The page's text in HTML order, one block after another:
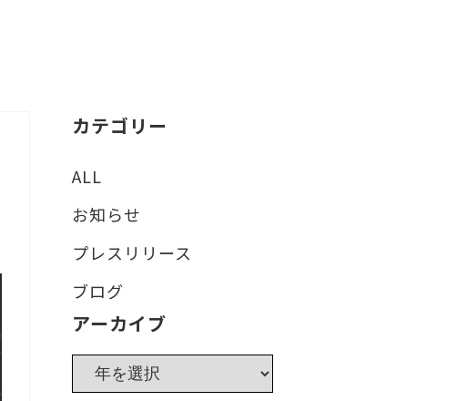
カテゴリー
ALL
お知らせ
プレスリリース
ブログ
アーカイブ